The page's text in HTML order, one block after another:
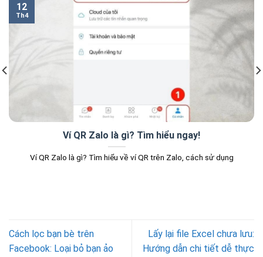
Ví QR Zalo là gì? Tìm hiểu ngay!
Ví QR Zalo là gì? Tìm hiểu về ví QR trên Zalo, cách sử dụng
12
Th4
Cách lọc bạn bè trên
Facebook: Loại bỏ bạn ảo
Lấy lại file Excel chưa lưu:
Hướng dẫn chi tiết dễ thực